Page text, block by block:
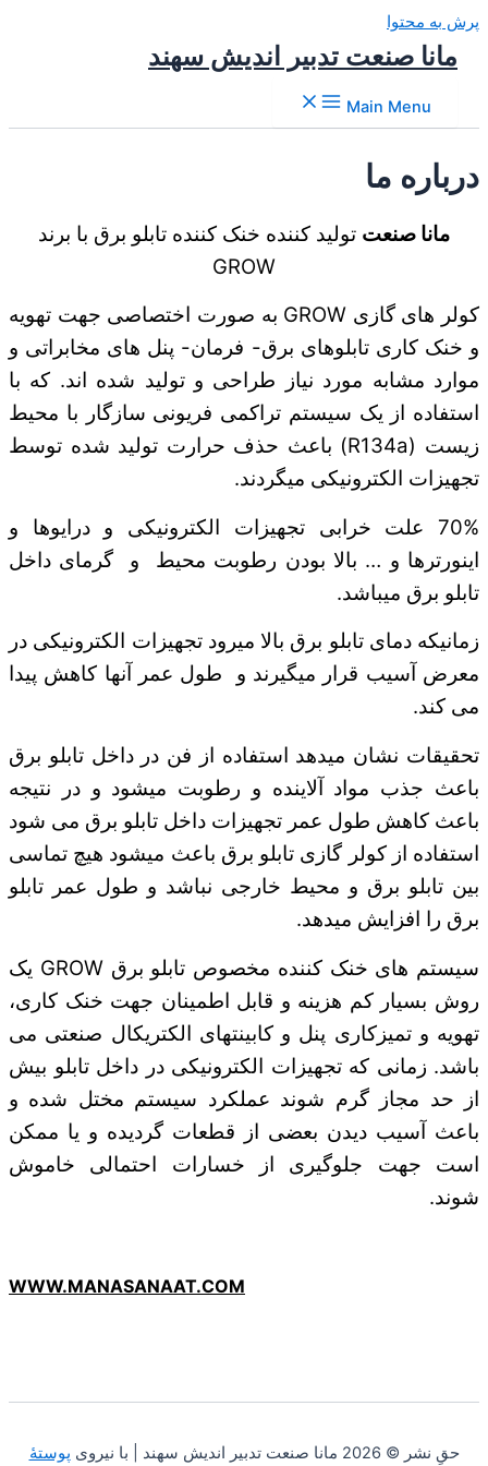
پرش به محتوا
مانا صنعت تدبیر اندیش سهند
Main Menu
درباره ما
مانا صنعت تولید کننده خنک کننده تابلو برق با برند
GROW
کولر های گازی GROW به صورت اختصاصی جهت تهویه
و خنک کاری تابلوهای برق- فرمان- پنل های مخابراتی و
موارد مشابه مورد نیاز طراحی و تولید شده اند. که با
استفاده از یک سیستم تراکمی فریونی سازگار با محیط
زیست (R134a) باعث حذف حرارت تولید شده توسط
تجهیزات الکترونیکی میگردند.
70% علت خرابی تجهیزات الکترونیکی و درایوها و
اینورترها و … بالا بودن رطوبت محیط و گرمای داخل
تابلو برق میباشد.
زمانیکه دمای تابلو برق بالا میرود تجهیزات الکترونیکی در
معرض آسیب قرار میگیرند و طول عمر آنها کاهش پیدا
می کند.
تحقیقات نشان میدهد استفاده از فن در داخل تابلو برق
باعث جذب مواد آلاینده و رطوبت میشود و در نتیجه
باعث کاهش طول عمر تجهیزات داخل تابلو برق می شود
استفاده از کولر گازی تابلو برق باعث میشود هیچ تماسی
بین تابلو برق و محیط خارجی نباشد و طول عمر تابلو
برق را افزایش میدهد.
سیستم های خنک کننده مخصوص تابلو برق GROW یک
روش بسیار کم هزینه و قابل اطمینان جهت خنک کاری،
تهویه و تمیزکاری پنل و کابینتهای الکتریکال صنعتی می
باشد. زمانی که تجهیزات الکترونیکی در داخل تابلو بیش
از حد مجاز گرم شوند عملکرد سیستم مختل شده و
باعث آسیب دیدن بعضی از قطعات گردیده و یا ممکن
است جهت جلوگیری از خسارات احتمالی خاموش
شوند.
WWW.MANASANAAT.COM
حقِ نشر © 2026 مانا صنعت تدبیر اندیش سهند | با نیروی پوستهٔ